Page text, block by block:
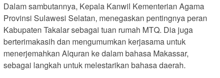
Dalam sambutannya, Kepala Kanwil Kementerian Agama
Provinsi Sulawesi Selatan, menegaskan pentingnya peran
Kabupaten Takalar sebagai tuan rumah MTQ. Dia juga
berterimakasih dan mengumumkan kerjasama untuk
menerjemahkan Alquran ke dalam bahasa Makassar,
sebagai langkah untuk melestarikan bahasa daerah.